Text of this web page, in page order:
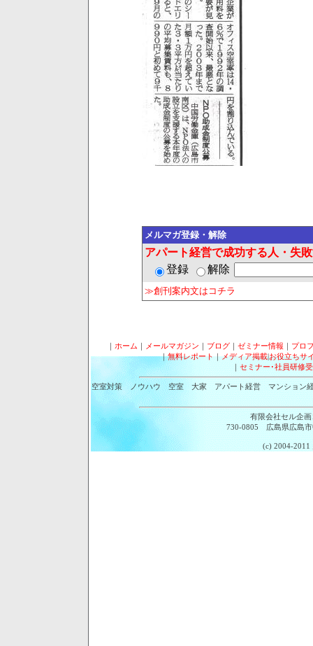
メルマガ登録・解除
アパート経営で成功する人・失
登録
解除
≫創刊案内文はコチラ
｜ ホーム ｜ メールマガジン ｜ ブログ ｜ ゼミナー情報 ｜ プロ
｜無料レポート｜メディア掲載|お役立ちサ
｜ セミナー･社員研修
空室対策 ノウハウ 空室 大家 アパート経営 マンショ
有限会社セル企
730-0805 広島県広島
(c) 2004-2011